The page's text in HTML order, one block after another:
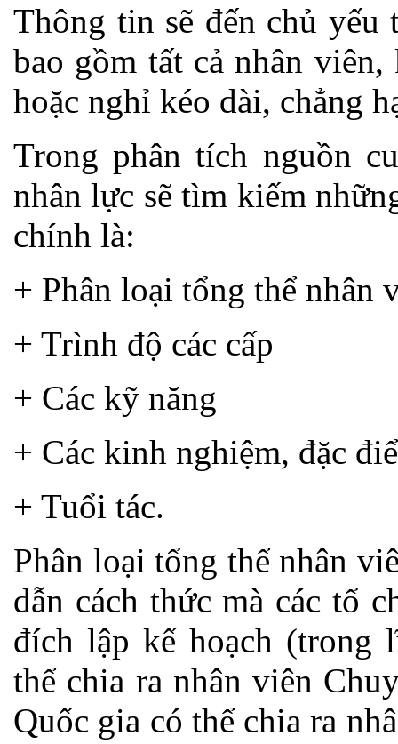
Thông tin sẽ đến chủ yếu
bao gồm tất cả nhân
hoặc nghỉ kéo dài, chẳng
Trong phân tích nguồn
nhân lực sẽ tìm kiếm
chính là:
+ Phân loại tổng thể nhân
+ Trình độ các cấp
+ Các kỹ năng
+ Các kinh nghiệm, đặc
+ Tuổi tác.
Phân loại tổng thể nhân
dẫn cách thức mà các tổ
đích lập kế hoạch
thể chia ra nhân viên
Quốc gia có thể chia ra